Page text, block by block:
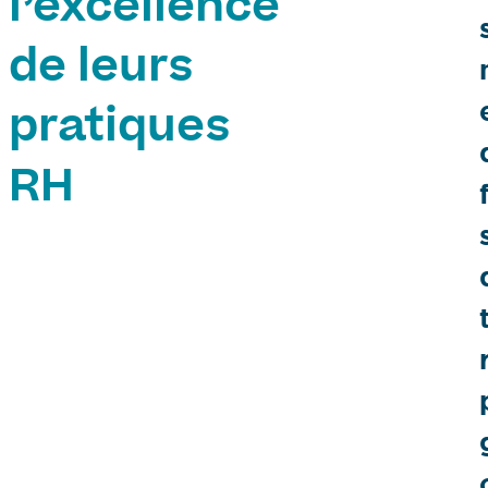
l’excellence
de leurs
pratiques
RH